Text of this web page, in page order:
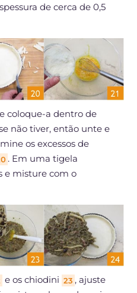
de cerca de 0,5
coloque-a dentro de
não tiver, então unte e
os excessos de
. Em uma tigela
e misture com o
e os chiodini 23 , ajuste